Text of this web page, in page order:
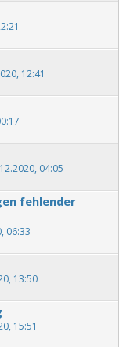
12:41
04:05
fehlender
06:33
13:50
15:51